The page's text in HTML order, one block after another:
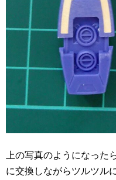
上の写真のようになっ
に交換しながらツルツル